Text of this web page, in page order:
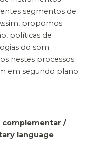
segmentos de
propomos
políticas de
do som
nestes processos
em segundo plano.
complementar /
language